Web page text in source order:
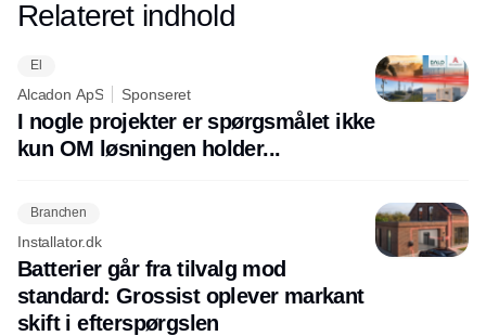
Annonce
Relateret indhold
El
Alcadon ApS Sponseret
I nogle projekter er spørgsmålet ikke
kun OM løsningen holder...
Branchen
Installator.dk
Batterier går fra tilvalg mod
standard: Grossist oplever markant
skift i efterspørgslen